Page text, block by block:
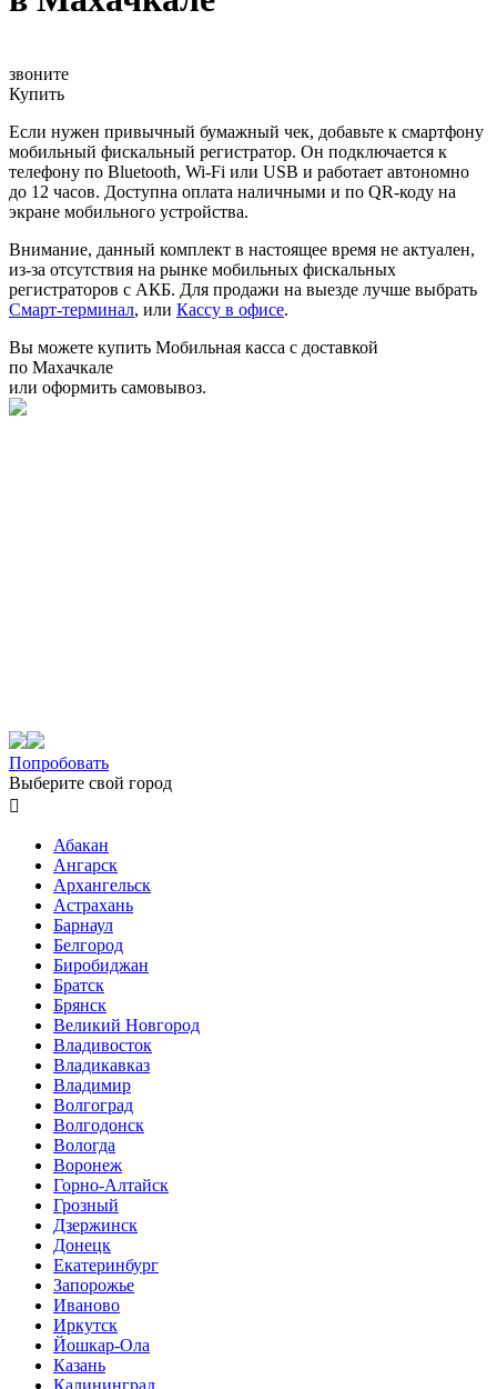
звоните
Купить
Если нужен привычный бумажный чек, добавьте к смартфону
мобильный фискальный регистратор. Он подключается к
телефону по Bluetooth, Wi-Fi или USB и работает автономно
до 12 часов. Доступна оплата наличными и по QR-коду на
экране мобильного устройства.
Внимание, данный комплект в настоящее время не актуален,
из-за отсутствия на рынке мобильных фискальных
регистраторов с АКБ. Для продажи на выезде лучше выбрать
Смарт-терминал, или Кассу в офисе.
Вы можете купить Мобильная касса с доставкой
по Махачкале
или оформить самовывоз.
Попробовать
Выберите свой город

Абакан
Ангарск
Архангельск
Астрахань
Барнаул
Белгород
Биробиджан
Братск
Брянск
Великий Новгород
Владивосток
Владикавказ
Владимир
Волгоград
Волгодонск
Вологда
Воронеж
Горно-Алтайск
Грозный
Дзержинск
Донецк
Екатеринбург
Запорожье
Иваново
Иркутск
Йошкар-Ола
Казань
Калининград